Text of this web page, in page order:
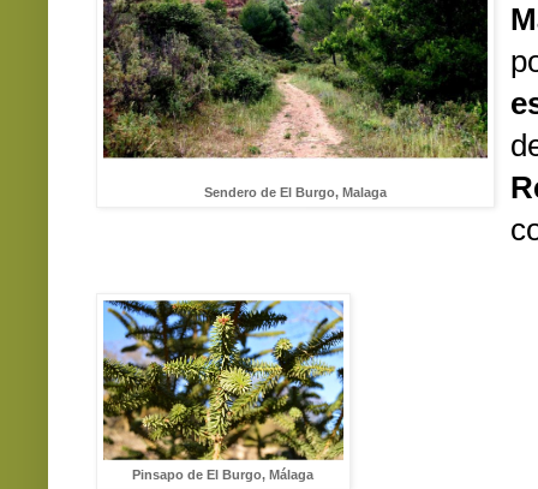
Sendero de El Burgo, Malaga
Pinsapo de El Burgo, Málaga